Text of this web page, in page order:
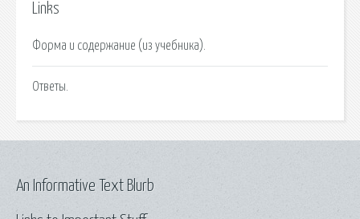
Links
Форма и содержание (из учебника).
Ответы.
An Informative Text Blurb